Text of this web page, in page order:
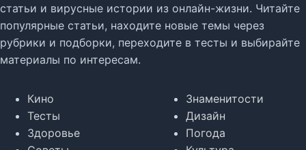
статьи и вирусные истории из онлайн-жизни. Читайте
популярные статьи, находите новые темы через
рубрики и подборки, переходите в тесты и выбирайте
материалы по интересам.
Кино
Тесты
Здоровье
Знаменитости
Дизайн
Погода